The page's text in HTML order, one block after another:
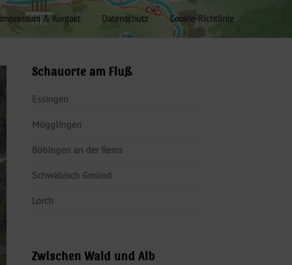
Impressum & Kontakt Datenschutz Cookie-Richtlinie
Schauorte am Fluß
Essingen
Mögglingen
Böbingen an der Rems
Schwäbisch Gmünd
Lorch
Zwischen Wald und Alb